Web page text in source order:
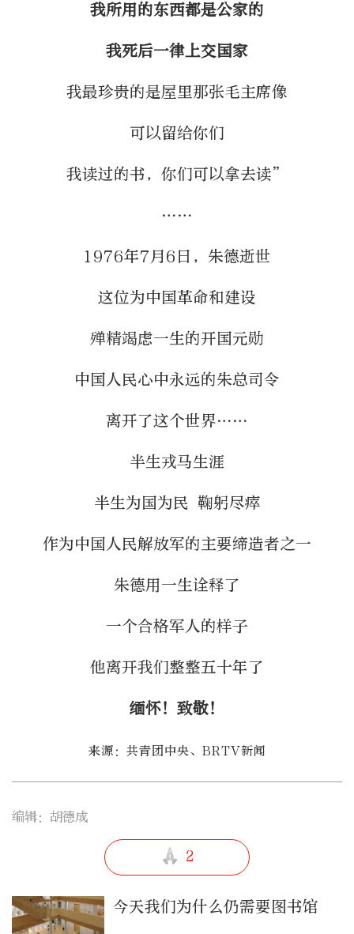
我所用的东西都是公家的
我死后一律上交国家
我最珍贵的是屋里那张毛主席像
可以留给你们
我读过的书，你们可以拿去读”
……
1976年7月6日，朱德逝世
这位为中国革命和建设
殚精竭虑一生的开国元勋
中国人民心中永远的朱总司令
离开了这个世界……
半生戎马生涯
半生为国为民 鞠躬尽瘁
作为中国人民解放军的主要缔造者之一
朱德用一生诠释了
一个合格军人的样子
他离开我们整整五十年了
缅怀！致敬！
来源：共青团中央、BRTV新闻
编辑：胡德成
2
今天我们为什么仍需要图书馆